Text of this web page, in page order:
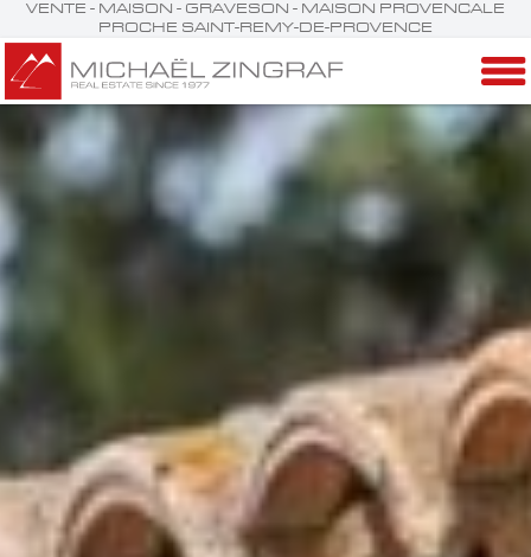
VENTE - MAISON - GRAVESON - MAISON PROVENCALE
PROCHE SAINT-REMY-DE-PROVENCE